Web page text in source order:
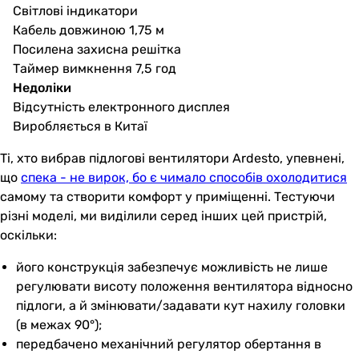
Світлові індикатори
Кабель довжиною 1,75 м
Посилена захисна решітка
Таймер вимкнення 7,5 год
Недоліки
Відсутність електронного дисплея
Виробляється в Китаї
Ті, хто вибрав підлогові вентилятори Ardesto, упевнені,
що спека - не вирок, бо є чимало способів охолодитися
самому та створити комфорт у приміщенні. Тестуючи
різні моделі, ми виділили серед інших цей пристрій,
оскільки:
його конструкція забезпечує можливість не лише
регулювати висоту положення вентилятора відносно
підлоги, а й змінювати/задавати кут нахилу головки
(в межах 90°);
передбачено механічний регулятор обертання в